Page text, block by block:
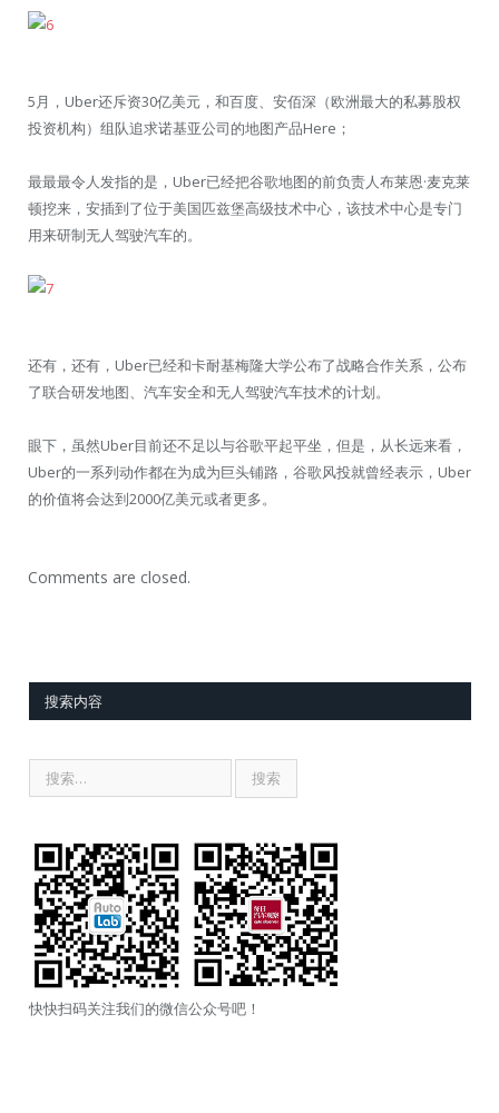
5月，Uber还斥资30亿美元，和百度、安佰深（欧洲最大的私募股权
投资机构）组队追求诺基亚公司的地图产品Here；
最最最令人发指的是，Uber已经把谷歌地图的前负责人布莱恩·麦克莱
顿挖来，安插到了位于美国匹兹堡高级技术中心，该技术中心是专门
用来研制无人驾驶汽车的。
还有，还有，Uber已经和卡耐基梅隆大学公布了战略合作关系，公布
了联合研发地图、汽车安全和无人驾驶汽车技术的计划。
眼下，虽然Uber目前还不足以与谷歌平起平坐，但是，从长远来看，
Uber的一系列动作都在为成为巨头铺路，谷歌风投就曾经表示，Uber
的价值将会达到2000亿美元或者更多。
Comments are closed.
搜索内容
快快扫码关注我们的微信公众号吧！